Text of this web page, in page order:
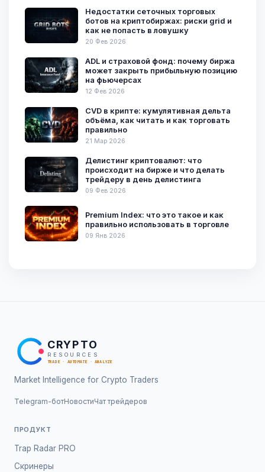
Недостатки сеточных торговых
ботов на криптобиржах: риски grid и
как не попасть в ловушку
20 Фев 2026
ADL и страховой фонд: почему биржа
может закрыть прибыльную позицию
на фьючерсах
12 Фев 2026
CVD в крипте: кумулятивная дельта
объёма, как читать и как торговать
правильно
21 Мар 2026
Делистинг криптовалют: что
происходит на бирже и что делать
трейдеру в день делистинга
09 Фев 2026
Premium Index: что это такое и как
правильно использовать в торговле
09 Янв 2026
CRYPTO
RESOURCES
TRADE · AUTOMATE · ANALYZE
Market Intelligence for Crypto Traders
Telegram-ботНовостиЧат трейдеров
ПРОДУКТ
Trap Radar PRO
Скринеры